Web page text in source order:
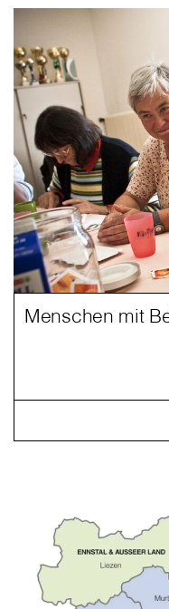
Menschen mit